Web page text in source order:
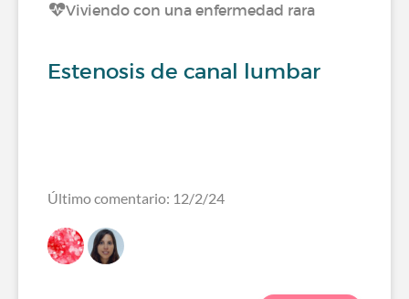
Viviendo con una enfermedad rara
Estenosis de canal lumbar
Último comentario: 12/2/24